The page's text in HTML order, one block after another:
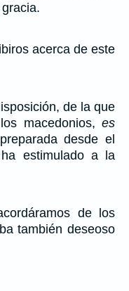
acerca de este
de la que
macedonios, es
desde el
estimulado a la
de los
también deseoso